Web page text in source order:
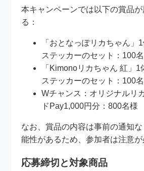
本キャンペーンでは以下の賞品
る：
「おとなっぽリカちゃん」
ステッカーのセット：100
「Kimonoリカちゃん 紅」
ステッカーのセット：100
Wチャンス：オリジナルリ
ドPay1,000円分：800名様
なお、賞品の内容は事前の通知
能性があるため、参加者は注意が
応募締切と対象商品